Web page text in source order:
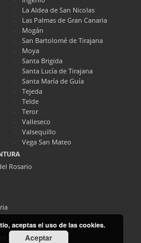
La Aldea de San Nicolas
Las Palmas de Gran Canaria
Mogán
San Bartolomé de Tirajana
Moya
Santa Brigida
Santa Lucía de Tirajana
Santa María de Guía
Tejeda
Telde
Teror
Valleseco
Valsequillo
Vega San Mateo
Rosario
aceptas el uso de las cookies.
Aceptar